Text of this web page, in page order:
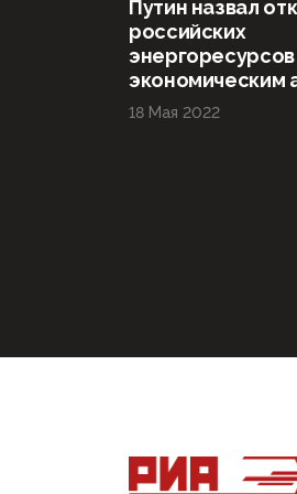
Путин назвал
российских
энергоресурсов
экономическим
18 Мая 2022